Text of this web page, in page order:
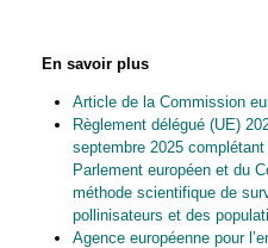
En savoir plus
Article de la Commission
Règlement délégué (UE)
septembre 2025
Parlement européen et du
méthode scientifique de
pollinisateurs et des
Agence européenne pour